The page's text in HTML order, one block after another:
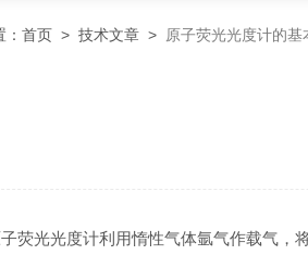
首页 > 技术文章 > 原子荧光光度计的
光光度计利用惰性气体氩气作载气，将